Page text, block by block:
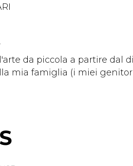
da piccola a partire dal
mia famiglia (i miei